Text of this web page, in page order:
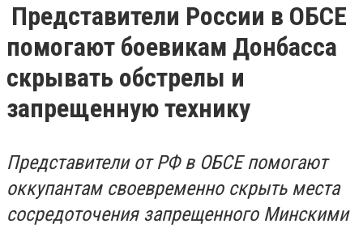
Представители России в ОБСЕ
помогают боевикам Донбасса
скрывать обстрелы и
запрещенную технику
Представители от РФ в ОБСЕ помогают
оккупантам своевременно скрыть места
сосредоточения запрещенного Минскими